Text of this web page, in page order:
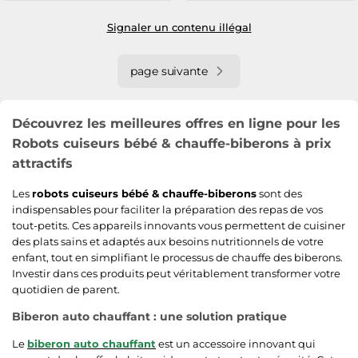
Signaler un contenu illégal
page suivante
Découvrez les meilleures offres en ligne pour les
Robots cuiseurs bébé & chauffe-biberons à prix
attractifs
Les robots cuiseurs bébé & chauffe-biberonssont des
indispensables pour faciliter la préparation des repas de vos
tout-petits. Ces appareils innovants vous permettent de cuisiner
des plats sains et adaptés aux besoins nutritionnels de votre
enfant, tout en simplifiant le processus de chauffe des biberons.
Investir dans ces produits peut véritablement transformer votre
quotidien de parent.
Biberon auto chauffant : une solution pratique
Le biberon auto chauffant est un accessoire innovant qui